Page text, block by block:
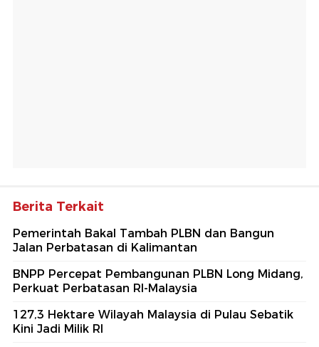
Berita Terkait
Pemerintah Bakal Tambah PLBN dan Bangun
Jalan Perbatasan di Kalimantan
BNPP Percepat Pembangunan PLBN Long Midang,
Perkuat Perbatasan RI-Malaysia
127,3 Hektare Wilayah Malaysia di Pulau Sebatik
Kini Jadi Milik RI